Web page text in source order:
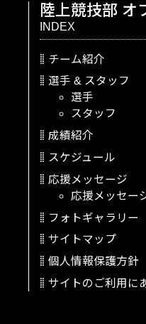
陸上競技部 オ
INDEX
チーム紹介
選手 & スタッフ
選手
スタッフ
成績紹介
スケジュール
応援メッセージ
応援メッセー
フォトギャラリー
サイトマップ
個人情報保護方針
サイトのご利用に